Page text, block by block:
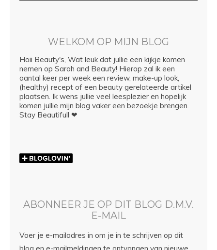
WELKOM OP MIJN BLOG
Hoii Beauty's, Wat leuk dat jullie een kijkje komen
nemen op Sarah and Beauty! Hierop zal ik een
aantal keer per week een review, make-up look,
(healthy) recept of een beauty gerelateerde artikel
plaatsen. Ik wens jullie veel leesplezier en hopelijk
komen jullie mijn blog vaker een bezoekje brengen.
Stay Beautifull ❤
ABONNEER JE OP DIT BLOG D.M.V.
E-MAIL
Voer je e-mailadres in om je in te schrijven op dit
blog en e-mailmeldingen te ontvangen van nieuwe